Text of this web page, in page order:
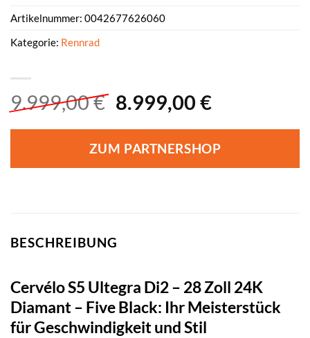
9.999,00€ Ursprünglicher
war:
9.999,00 €
8.999,00 €Aktueller
ist:
8.999,00
ZUM PARTNERSHOP
Artikelnummer: 0042677626060
Kategorie: Rennrad
BESCHREIBUNG
Cervélo S5 Ultegra Di2 – 28 Zoll 24K
Diamant – Five Black: Ihr Meisterstück
für Geschwindigkeit und Stil